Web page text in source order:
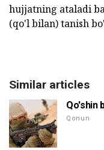
hujjatning ataladi
(qo'l bilan) tanish
Similar articles
Qo'shin
Qonun